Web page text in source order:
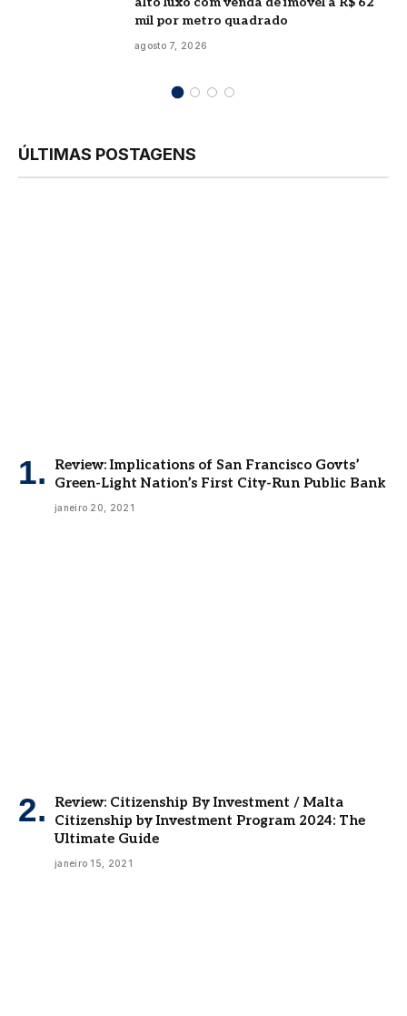
mil por metro quadrado
agosto 7, 2026
ÚLTIMAS POSTAGENS
Review: Implications of San Francisco Govts’
Green-Light Nation’s First City-Run Public Bank
janeiro 20, 2021
Review: Citizenship By Investment / Malta
Citizenship by Investment Program 2024: The
Ultimate Guide
janeiro 15, 2021